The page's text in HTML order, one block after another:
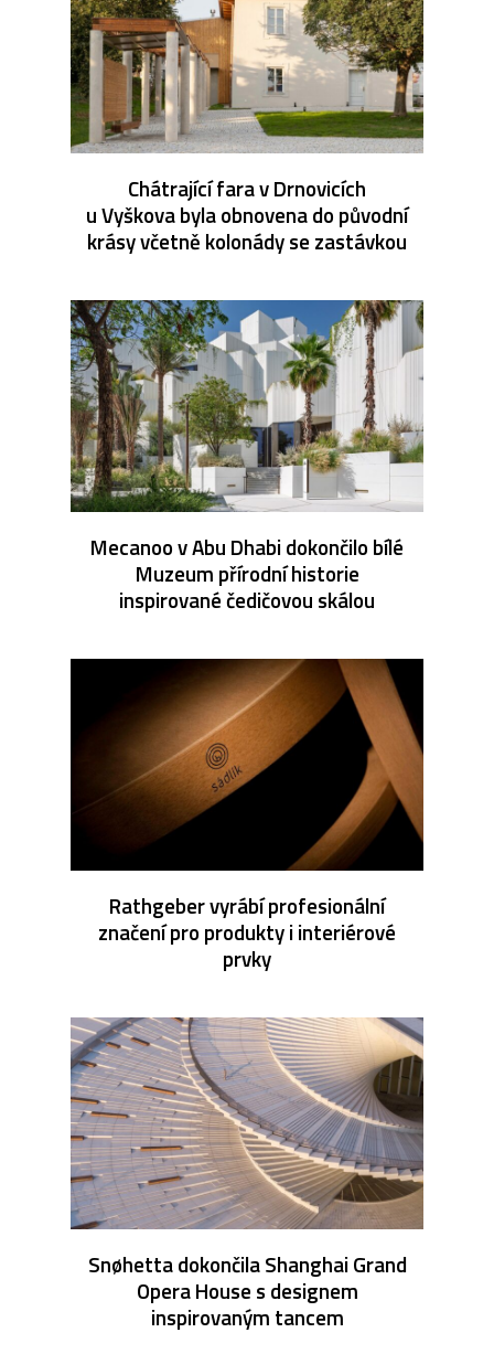
Chátrající fara v Drnovicích
u Vyškova byla obnovena do původní
krásy včetně kolonády se zastávkou
Mecanoo v Abu Dhabi dokončilo bílé
Muzeum přírodní historie
inspirované čedičovou skálou
Rathgeber vyrábí profesionální
značení pro produkty i interiérové
prvky
Snøhetta dokončila Shanghai Grand
Opera House s designem
inspirovaným tancem